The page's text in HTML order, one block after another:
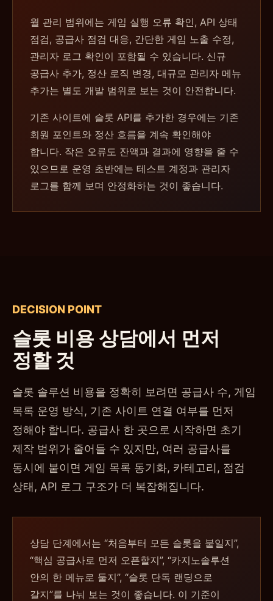
월 관리 범위에는 게임 실행 오류 확인, API 상태
점검, 공급사 점검 대응, 간단한 게임 노출 수정,
관리자 로그 확인이 포함될 수 있습니다. 신규
공급사 추가, 정산 로직 변경, 대규모 관리자 메뉴
추가는 별도 개발 범위로 보는 것이 안전합니다.
기존 사이트에 슬롯 API를 추가한 경우에는 기존
회원 포인트와 정산 흐름을 계속 확인해야
합니다. 작은 오류도 잔액과 결과에 영향을 줄 수
있으므로 운영 초반에는 테스트 계정과 관리자
로그를 함께 보며 안정화하는 것이 좋습니다.
DECISION POINT
슬롯 비용 상담에서 먼저
정할 것
슬롯 솔루션 비용을 정확히 보려면 공급사 수, 게임
목록 운영 방식, 기존 사이트 연결 여부를 먼저
정해야 합니다. 공급사 한 곳으로 시작하면 초기
제작 범위가 줄어들 수 있지만, 여러 공급사를
동시에 붙이면 게임 목록 동기화, 카테고리, 점검
상태, API 로그 구조가 더 복잡해집니다.
상담 단계에서는 “처음부터 모든 슬롯을 붙일지”,
“핵심 공급사로 먼저 오픈할지”, “카지노솔루션
안의 한 메뉴로 둘지”, “슬롯 단독 랜딩으로
갈지”를 나눠 보는 것이 좋습니다. 이 기준이